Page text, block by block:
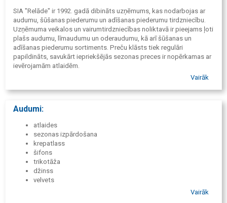
SIA "Relāde" ir 1992. gadā dibināts uzņēmums, kas nodarbojas ar
audumu, šūšanas piederumu un adīšanas piederumu tirdzniecību.
Uzņēmuma veikalos un vairumtirdzniecības noliktavā ir pieejams ļoti
plašs audumu, līmaudumu un oderaudumu, kā arī šūšanas un
adīšanas piederumu sortiments. Preču klāsts tiek regulāri
papildināts, savukārt iepriekšējās sezonas preces ir nopērkamas ar
ievērojamām atlaidēm.
Vairāk
Audumi:
atlaides
sezonas izpārdošana
krepatlass
šifons
trikotāža
džinss
velvets
Vairāk